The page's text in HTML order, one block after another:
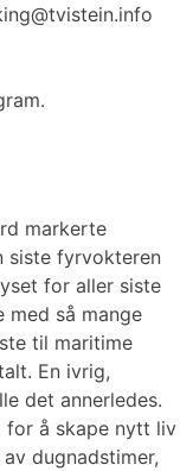
markerte
siste fyrvokteren
for aller siste
med så mange
til maritime
En ivrig,
det annerledes.
for å skape nytt liv
dugnadstimer,